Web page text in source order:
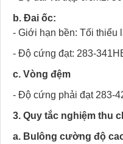
b. Đai ốc:
- Giới hạn bền: Tối thiểu
- Độ cứng đạt: 283-
c. Vòng đệm
- Độ cứng phải đạt 283-
3. Quy tắc nghiệm thu
a. Bulông cường độ